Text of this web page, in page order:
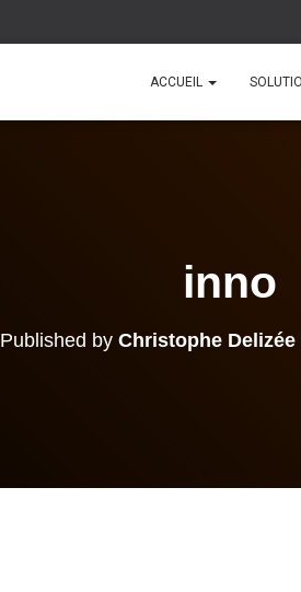
ACCUEIL
inno
Published by Christophe Delizée